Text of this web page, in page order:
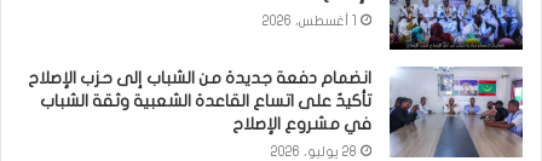
انضمام دفعة جديدة من الشباب إلى حزب الإصلاح
تأكيدٌ على اتساع القاعدة الشعبية وثقة الشباب
في مشروع الإصلاح
28 يوليو، 2026